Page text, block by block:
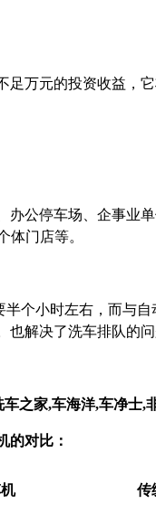
万元的投资收益，
办公停车场、企事业
体门店等。
个小时左右，而与
解决了洗车排队的问
的对比：
传